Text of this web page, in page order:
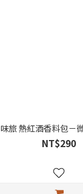
味旅 熱紅酒香料包－
NT$290